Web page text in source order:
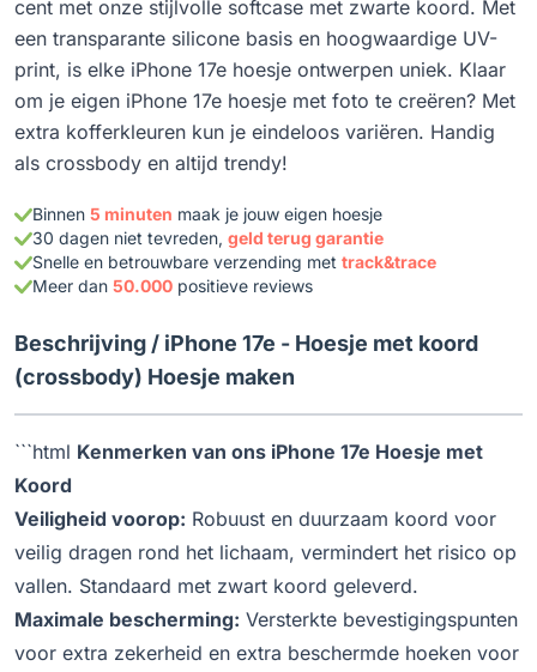
cent met onze stijlvolle softcase met zwarte koord. Met
een transparante silicone basis en hoogwaardige UV-
print, is elke iPhone 17e hoesje ontwerpen uniek. Klaar
om je eigen iPhone 17e hoesje met foto te creëren? Met
extra kofferkleuren kun je eindeloos variëren. Handig
als crossbody en altijd trendy!
Binnen 5 minuten maak je jouw eigen hoesje
30 dagen niet tevreden, geld terug garantie
Snelle en betrouwbare verzending met track&trace
Meer dan 50.000 positieve reviews
Beschrijving / iPhone 17e - Hoesje met koord
(crossbody) Hoesje maken
```html Kenmerken van ons iPhone 17e Hoesje met
Koord
Veiligheid voorop: Robuust en duurzaam koord voor
veilig dragen rond het lichaam, vermindert het risico op
vallen. Standaard met zwart koord geleverd.
Maximale bescherming: Versterkte bevestigingspunten
voor extra zekerheid en extra beschermde hoeken voor